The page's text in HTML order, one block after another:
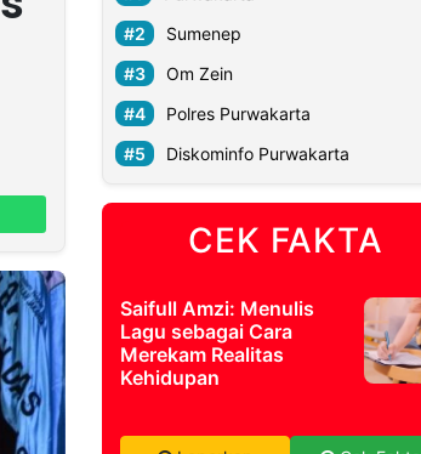
Sumenep
Om Zein
Polres Purwakarta
Diskominfo Purwakarta
CEK FAKTA
Saifull Amzi: Menulis
Lagu sebagai Cara
Merekam Realitas
Kehidupan